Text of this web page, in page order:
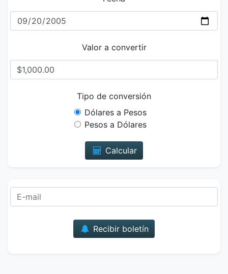
Valor a convertir
Tipo de conversión
Dólares a Pesos
Pesos a Dólares
Calcular
Recibir boletín